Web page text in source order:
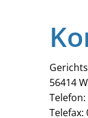
56414
Telefon:
Telefax: